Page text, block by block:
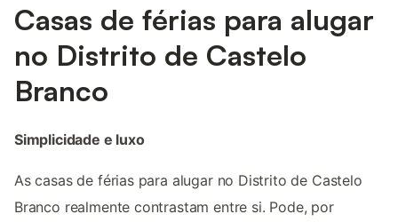
Casas de férias para alugar
no Distrito de Castelo
Branco
Simplicidade e luxo
As casas de férias para alugar no Distrito de Castelo
Branco realmente contrastam entre si. Pode, por